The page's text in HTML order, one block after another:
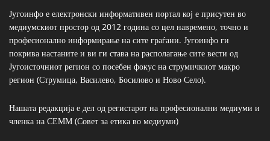
Југоинфо е електронски информативен портал кој е присутен во
медиумскиот простор од 2012 година со цел навремено, точно и
професионално информирање на сите граѓани. Југоинфо ги
покрива настаните и ви ги става на располагање сите вести од
Југоисточниот регион со посебен фокус на струмичкиот макро
регион (Струмица, Василево, Босилово и Ново Село).
Нашата редакција е дел од регистарот на професионални медиуми и
членка на СЕММ (Совет за етика во медиуми)